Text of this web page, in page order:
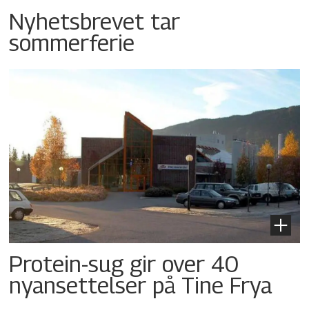
Nyhetsbrevet tar
sommerferie
Protein-sug gir over 40
nyansettelser på Tine Frya